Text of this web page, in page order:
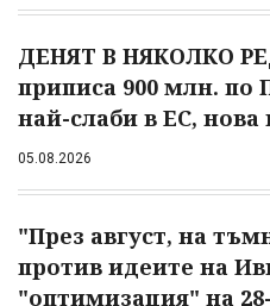
ДЕНЯТ В НЯКОЛКО
приписа 900 млн. по
най-слаби в ЕС, нова
05.08.2026
"През август, на
против идеите на
"оптимизация" на